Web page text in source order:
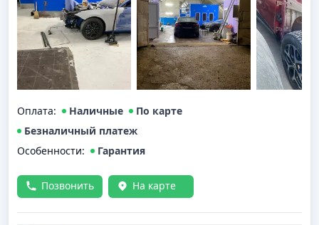
Оплата: Наличные
По карте
Безналичный платеж
Особенности:
Гарантия
Позвонить На карте